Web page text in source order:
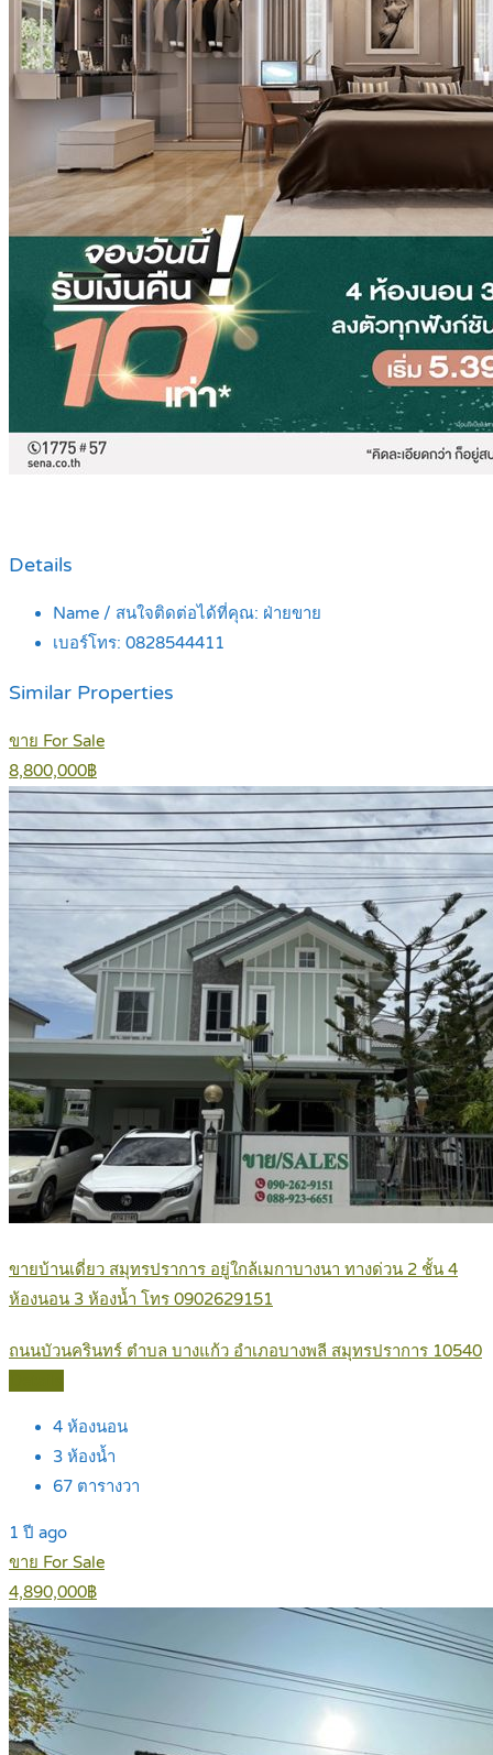
Details
Name / สนใจติดต่อได้ที่คุณ: ฝ่ายขาย
เบอร์โทร: 0828544411
Similar Properties
ขาย For Sale
8,800,000฿
ขายบ้านเดี่ยว สมุทรปราการ อยู่ใกล้เมกาบางนา ทางด่วน 2 ชั้น 4
ห้องนอน 3 ห้องน้ำ โทร 0902629151
ถนนบัวนครินทร์ ตำบล บางแก้ว อำเภอบางพลี สมุทรปราการ 10540
4 ห้องนอน
3 ห้องน้ำ
67 ตารางวา
1 ปี ago
ขาย For Sale
4,890,000฿